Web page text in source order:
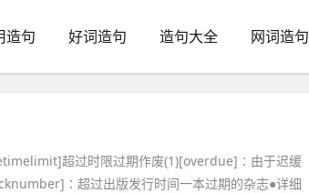
造句 好词造句 造句大全 网词造句
超过时限过期作废(1)[overdue]∶由于迟缓
超过出版发行时间一本过期的杂志●详细